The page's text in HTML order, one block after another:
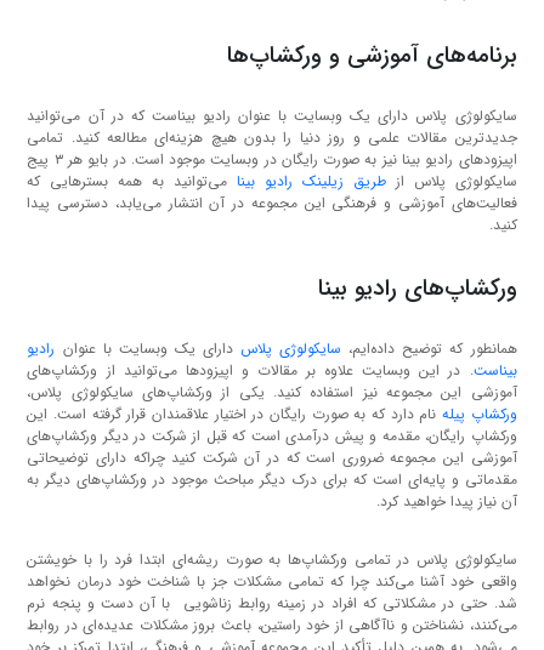
برنامه‌های آموزشی و ورکشاپ‌ها
سایکولوژی پلاس دارای یک وبسایت با عنوان رادیو بیناست که در آن می‌توانید
جدیدترین مقالات علمی و روز دنیا را بدون هیچ هزینه‌ای مطالعه کنید. تمامی
اپیزودهای رادیو بینا نیز به صورت رایگان در وبسایت موجود است. در بایو هر ۳ پیج
سایکولوژی پلاس ازطریق زیلینک رادیو بینا می‌توانید به همه بسترهایی که
فعالیت‌های آموزشی و فرهنگی این مجموعه در آن انتشار می‌یابد، دسترسی پیدا
کنید.
ورکشاپ‌های رادیو بینا
همانطور که توضیح داده‌ایم، سایکولوژی پلاس دارای یک وبسایت با عنوان رادیو
بیناست. در این وبسایت علاوه بر مقالات و اپیزودها می‌توانید از ورکشاپ‌های
آموزشی این مجموعه نیز استفاده کنید. یکی از ورکشاپ‌های سایکولوژی پلاس،
ورکشاپ پیله نام دارد که به صورت رایگان در اختیار علاقمندان قرار گرفته است. این
ورکشاپ رایگان، مقدمه و پیش درآمدی است که قبل از شرکت در دیگر ورکشاپ‌های
آموزشی این مجموعه ضروری است که در آن شرکت کنید چراکه دارای توضیحاتی
مقدماتی و پایه‌ای است که برای درک دیگر مباحث موجود در ورکشاپ‌های دیگر به
آن نیاز پیدا خواهید کرد.
سایکولوژی پلاس در تمامی ورکشاپ‌ها به صورت ریشه‌ای ابتدا فرد را با خویشتن
واقعی خود آشنا می‌کند چرا که تمامی مشکلات جز با شناخت خود درمان نخواهد
شد. حتی در مشکلاتی که افراد در زمینه روابط زناشویی با آن دست و پنجه نرم
می‌کنند، نشناختن و ناآگاهی از خود راستین، باعث بروز مشکلات عدیده‌ای در روابط